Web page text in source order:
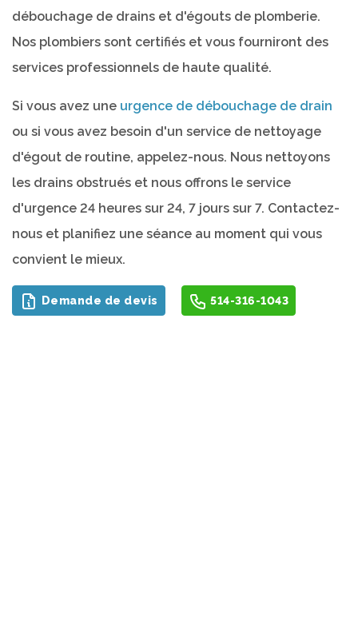
débouchage de drains et d'égouts de plomberie.
Nos plombiers sont certifiés et vous fourniront des
services professionnels de haute qualité.
Si vous avez une urgence de débouchage de drain
ou si vous avez besoin d'un service de nettoyage
d'égout de routine, appelez-nous. Nous nettoyons
les drains obstrués et nous offrons le service
d'urgence 24 heures sur 24, 7 jours sur 7. Contactez-
nous et planifiez une séance au moment qui vous
convient le mieux.
Demande de devis 514-316-1043